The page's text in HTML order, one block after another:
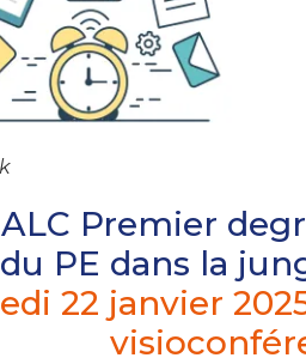
Premier
PE dans la
22 janvier